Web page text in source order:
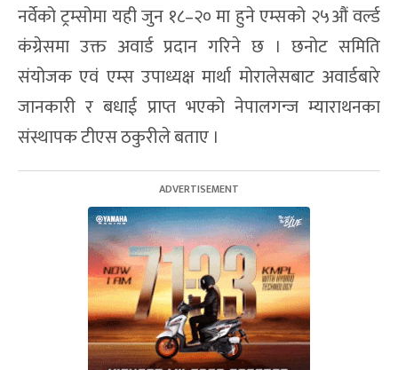
नर्वेको ट्रम्सोमा यही जुन १८–२० मा हुने एम्सको २५औं वर्ल्ड
कंग्रेसमा उक्त अवार्ड प्रदान गरिने छ । छनोट समिति
संयोजक एवं एम्स उपाध्यक्ष मार्था मोरालेसबाट अवार्डबारे
जानकारी र बधाई प्राप्त भएको नेपालगन्ज म्याराथनका
संस्थापक टीएस ठकुरीले बताए ।